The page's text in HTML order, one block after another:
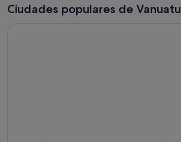
Ciudades populares de Vanuatu